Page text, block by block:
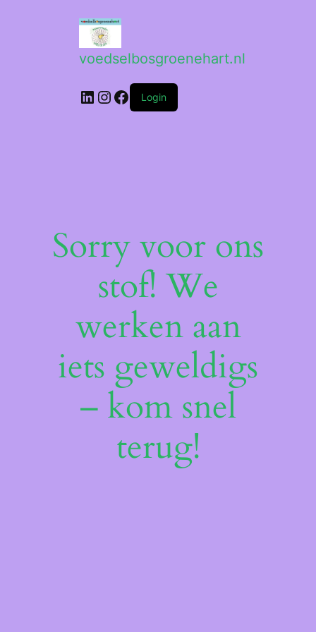
voedselbosgroenehart.nl
LinkedIn
Instagram
Facebook
Login
Sorry voor ons
stof! We
werken aan
iets geweldigs
– kom snel
terug!